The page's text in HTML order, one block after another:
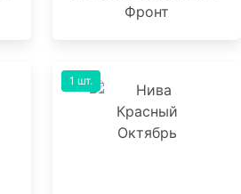
Фронт
1 шт.